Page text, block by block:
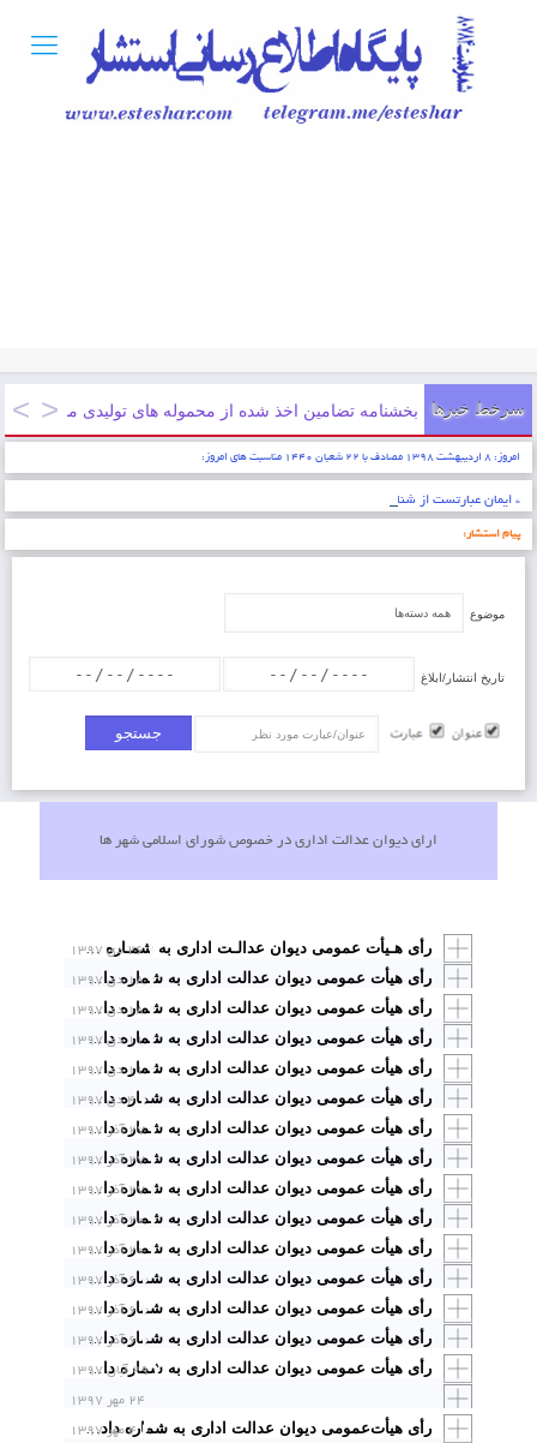
سرخط خبرها بخشنامه تضامین اخذ شده از محموله های تولیدی مناطق
امروز: ۸ اردیبهشت ۱۳۹۸ مصادف با ۲۲ شعبان ۱۴۴۰ مناسبت های امروز:
* ایمان عبارتست از شناخت قلبی اقرار کردن به زبان عمل کردن به اعضاء . پیامبر اکرم (ص)
پیام استشار:
موضوع
تاریخ انتشار/ابلاغ
ارای دیوان عدالت اداری در خصوص شورای اسلامی شهر ها
۲۶ دی ۱۳۹۷ رأی هـیأت عمومی دیوان عدالـت اداری به شمـاره دادنامه ۹۷۰۹۹۷۰۹۰۵۸۱۱۸۴۷ مورخ ۱۳۹۷/۹/۲۰ با موضوع: «ابطال مصوبه شماره ۲۰۹۶/ش ـ ۱۳۹۲/۱۰/۲۶ و بندهای ۲، ۳، ۴، ۷ و ۸ از مصوبه شماره ۲۰۶۸/ش ـ ۱۳۹۲/۱۰/۲۶ مصوب شورای اسلامی شهر نیشابور»
۱۸ دی ۱۳۹۷ رأی هیأت عمومی دیوان عدالت اداری به شماره دادنامه ۹۷۰۹۹۷۰۹۰۵۸۱۱۹۲۶ مورخ ۱۳۹۷/۱۰/۱۸
۱۸ دی ۱۳۹۷ رأی هیأت عمومی دیوان عدالت اداری به شماره دادنامه ۹۷۰۹۹۷۰۹۰۵۸۱۱۹۳۳ مورخ ۱۳۹۷/۱۰/۱۸ با موضوع: «ابطال تعرفه‌های شماره ۷ و ۹ عوارض محلی سال ۱۳۹۶ مصوب شورای اسلامی شهر گراش استان فارس در اجرای مقررات ماده۹۲ قانون تشکیلات و آیین دادرسی دیوان عدالت اداری
۱۱ دی ۱۳۹۷ رأی هیأت عمومی دیوان عدالت اداری به شماره دادنامه ۹۷۰۹۹۷۰۹۰۵۸۱۱۹۲۳ مورخ ۱۳۹۷/۱۰/۱۱ با موضوع: «ابطال بند ۳ ردیف ۱۴ دفترچه تعرفه عوارض و بهای خدمات سال ۱۳۹۴ مصوب جلسه شماره ۱۸۰ ـ ۱۳۹۳/۱۱/۱۳ شورای اسلامی شهر نک
۱۱ دی ۱۳۹۷ رأی هیأت عمومی دیوان عدالت اداری به شماره دادنامه ۹۷۰۹۹۷۰۹۰۵۸۱۱۹۲۱ مورخ ۱۳۹۷/۱۰/۱۱ با موضوع: «ابطال مصوبه شماره ۴/۹۳/۴۶۱/ش ـ ۱۳۹۳/۸/۵ مصوب شورای اسلامی شهر آباده
۴ دی ۱۳۹۷ رأی هیأت عمومی دیوان عدالت اداری به شماره دادنامه ۹۷۰۹۹۷۰۹۰۵۸۱۱۸۹۴ مورخ ۱۳۹۷/۱۰/۴
۲۷ آذر ۱۳۹۷ رأی هیأت عمومی دیوان عدالت اداری به شماره دادنامه ۹۷۰۹۹۷۰۹۰۵۸۱۱۸۸۲ مورخ ۱۳۹۷/۹/۲۷ با موضوع: «ابطال مصوبه شماره ۴ از جلسه شماره ۱۲۸ دوره چهارم شورای اسلامی شهر اهواز ابلاغی به شماره ۲۰۰۰/۱۲۹۲۵ ـ ۱۳۹۵/۴/۱ مصوب شورای اسلامی شهر اهواز»
۲۷ آذر ۱۳۹۷ رأی هیأت عمومی دیوان عدالت اداری به شماره دادنامه ۹۷۰۹۹۷۰۹۰۵۸۱۱۸۸۴ مورخ ۱۳۹۷/۹/۲۷ با موضوع: «ابطال ماده ۴۸ دفترچه یکپارچه‌سازی ضوابط محاسبات درآمدی موضوع مصوبه شماره ۳/۹۱/۶۰۱۴/ش ـ ۱۳۹۱/۱۲/۲۲ شورای اسلامی شهر مشهد»
۲۷ آذر ۱۳۹۷ رأی هیأت عمومی دیوان عدالت اداری به شماره دادنامه ۹۷۰۹۹۷۰۹۰۵۸۱۱۸۷۲ مورخ ۱۳۹۷/۹/۲۷ با موضوع: « ابطال مصوبات شماره ۹۲۲۰/ش الف ـ ۱۳۸۳/۱۲/۱۶ و ۹۳/۳۹۹۱/ص ـ ۱۳۹۳/۸/۷، ۶۸۲۱/ش الف ـ ۱۳۷۹/۴/۲۷ شورای اسلامی شهر شیراز
۲۰ آذر ۱۳۹۷ رأی هیأت عمومی دیوان عدالت اداری به شماره دادنامه ۹۷۰۹۹۷۰۹۰۵۸۱۱۸۴۴ مورخ۱۳۹۷/۹/۲۰ با موضوع: « ابطال ماده۱۰ تعرفه شماره ۱ـ ۴ مصوبه جلسه ۲۰۲ـ ۱۳۹۵/۱۰/۱۴ شورای اسلامی شهر صدرا در اجرای ماده ۹۲ قانون تشکیلات و آیین دادرسی دیوان عدالت اداری »
۲۰ آذر ۱۳۹۷ رأی هیأت عمومی دیوان عدالت اداری به شماره دادنامه ۹۷۰۹۹۷۰۹۰۵۸۱۱۸۴۳ مورخ۱۳۹۷/۹/۲۰ با موضوع «ابطال تبصره ۱ بند ۲۶ دفترچه عوارض محلی سال ۱۳۹۳ شورای اسلامی شهر نکا در اجرای ماده ۹۲ قانون تشکیلات و آیین دادرسی دیوان عدالت اداری
۶ آذر ۱۳۹۷ رأی هیأت عمومی دیوان عدالت اداری به شماره دادنامه ۹۷۰۹۹۷۰۹۰۵۸۱۱۷۹۵ مورخ ۱۳۹۷/۹/۶ با موضوع: «ابطال ردیف ۲۲ از فصل ۱ تعرفه عوارض و بهای خدمات سال ۱۳۹۵ مصوب شورای اسلامی شهر بندرعباس»
۶ آذر ۱۳۹۷ رأی هیأت عمومی دیوان عدالت اداری به شماره دادنامه ۹۷۰۹۹۷۰۹۰۵۸۱۱۷۹۶ مورخ ۱۳۹۷/۹/۶ با موضوع: « ابطال بند ۴ مصوبه شماره ۹/۵۶-۱۳۸۱/۱/۲۴ و بند ۱ مصوبه شماره ۳-۱۳۹۶/۲/۲ مصوب شورای اسلامی شهرستان نقده »
۶ آذر ۱۳۹۷ رأی هیأت عمومی دیوان عدالت اداری به شماره دادنامه ۹۷۰۹۹۷۰۹۰۵۸۱۱۷۹۴ مورخ ۱۳۹۷/۹/۶ با موضوع: «ابطال ماده ۴ از دفترچه تعرفه عوارض محلی سال ۱۳۹۷ شورای اسلامی شهر اراک در اجرای مقررات ماده ۹۲ قانون تشکیلات و آیین دادرسی دیوان عدالت اداری »
۲۹ آبان ۱۳۹۷ رأی هیأت عمومی دیوان عدالت اداری به شماره دادنامه ۹۷۰۹۹۷۰۹۰۵۸۱۱۷۷۹ مورخ ۱۳۹۷/۸/۲۹ با موضوع: «ابطال بند ۱ تفاهم‌نامه مورخ ۱۳۸۵/۹/۱۳ فی‌مابین شهرداری چادگان و سازمان عمران زاینده‌رود و تصمیم مورخ ۱۳۹۰/۸/۱۱ هیأت حل‌اختلاف و رسیدگی به شکایات شوراهای اسلامی استان اصفهان»
۲۴ مهر ۱۳۹۷
۴ مهر ۱۳۹۷
رأی هیأت‌عمومی دیوان عدالت اداری به شماره دادنامه ۱۴۰۱ مورخ ۱۳۹/۶/۱۳ ۷ در مورد ابطال ردیف (۹) از جدول شماره ۳ تحت عنوان منابع حاصل از درآمدهای عمومی، واگذاری دارائی‌های سرمایه‌ای و مالی بر حسب بخش، بند و اجزاء و بندهای ۱، ۶ و ۷ جدول مجوز تردد از مصوبه شماره ۴/۹۴/۱۷۹۵۶/ش ـ ۱۳۹۴/۱۲/۲۷ شورای اسلامی شهر مشهد